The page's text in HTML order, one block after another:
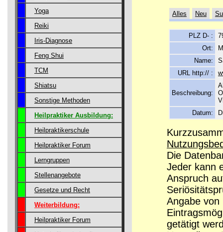
Yoga
Reiki
Iris-Diagnose
Feng Shui
TCM
Shiatsu
Sonstige Methoden
Heilpraktiker Ausbildung:
Heilpraktikerschule
Heilpraktiker Forum
Lerngruppen
Stellenangebote
Gesetze und Recht
Weiterbildung:
Heilpraktiker Forum
Alles Neu
PLZ D- :
Ort:
Name:
URL http:// :
Beschreibung:
Datum:
Die
Jeder kann
Anspruch
Angabe von
getätigt